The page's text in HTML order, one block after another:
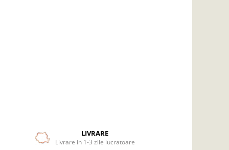
LIVRARE
Livrare in 1-3 zile lucratoare